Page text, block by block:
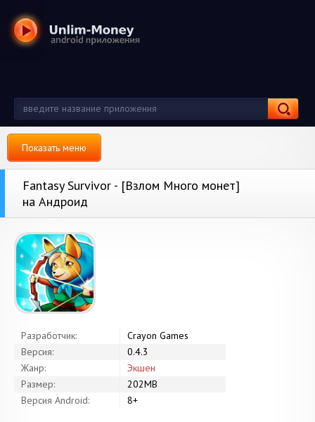
Показать меню
Fantasy Survivor - [Взлом Много монет]
на Андроид
Разработчик:
Crayon Games
Версия:
0.4.3
Жанр:
Экшен
Размер:
202MB
Версия Android:
8+